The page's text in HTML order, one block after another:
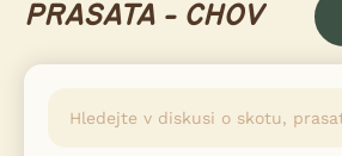
PRASATA - CHOV